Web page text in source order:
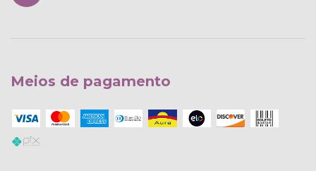
Meios de pagamento